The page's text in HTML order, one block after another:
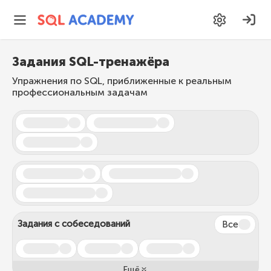
Задания SQL-тренажёра
Упражнения по SQL, приближенные к реальным
профессиональным задачам
Задания с собеседований Все